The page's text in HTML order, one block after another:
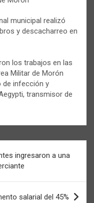
municipal realizó
y descacharreo en
los trabajos en las
Militar de Morón
de infección y
transmisor de
ingresaron a una
salarial del 45%